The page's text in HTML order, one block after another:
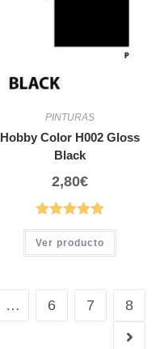
PINTURAS
Hobby Color H002 Gloss
Black
2,80€
Ver producto
… 6 7 8